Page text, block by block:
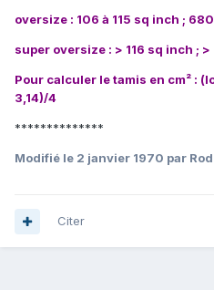
oversize : 106 à 115 sq inch ;
super oversize : > 116 sq inch ; >
Pour calculer le tamis en cm² :
3,14)/4
**************
Modifié le 2 janvier 1970 par
Citer